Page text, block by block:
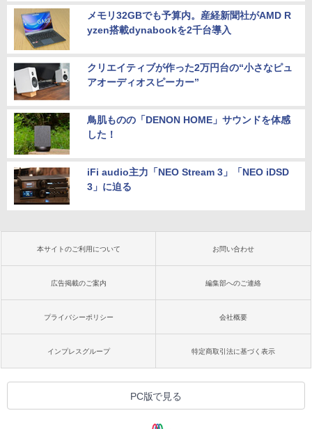
メモリ32GBでも予算内。産経新聞社がAMD R
yzen搭載dynabookを2千台導入
クリエイティブが作った2万円台の“小さなピュ
アオーディオスピーカー”
鳥肌ものの「DENON HOME」サウンドを体感
した！
iFi audio主力「NEO Stream 3」「NEO iDSD
3」に迫る
本サイトのご利用について お問い合わせ
広告掲載のご案内 編集部へのご連絡
プライバシーポリシー 会社概要
インプレスグループ 特定商取引法に基づく表示
PC版で見る